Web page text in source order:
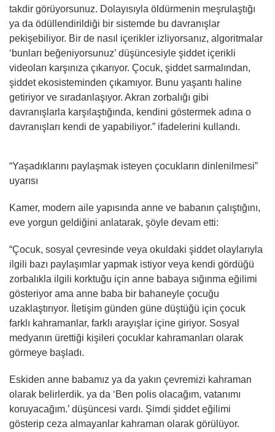
takdir görüyorsunuz. Dolayısıyla öldürmenin meşrulaştığı
ya da ödüllendirildiği bir sistemde bu davranışlar
pekişebiliyor. Bir de nasıl içerikler izliyorsanız, algoritmalar
‘bunları beğeniyorsunuz’ düşüncesiyle şiddet içerikli
videoları karşınıza çıkarıyor. Çocuk, şiddet sarmalından,
şiddet ekosisteminden çıkamıyor. Bunu yaşantı haline
getiriyor ve sıradanlaşıyor. Akran zorbalığı gibi
davranışlarla karşılaştığında, kendini göstermek adına o
davranışları kendi de yapabiliyor.” ifadelerini kullandı.
“Yaşadıklarını paylaşmak isteyen çocukların dinlenilmesi”
uyarısı
Kamer, modern aile yapısında anne ve babanın çalıştığını,
eve yorgun geldiğini anlatarak, şöyle devam etti:
“Çocuk, sosyal çevresinde veya okuldaki şiddet olaylarıyla
ilgili bazı paylaşımlar yapmak istiyor veya kendi gördüğü
zorbalıkla ilgili korktuğu için anne babaya sığınma eğilimi
gösteriyor ama anne baba bir bahaneyle çocuğu
uzaklaştırıyor. İletişim günden güne düştüğü için çocuk
farklı kahramanlar, farklı arayışlar içine giriyor. Sosyal
medyanın ürettiği kişileri çocuklar kahramanları olarak
görmeye başladı.
Eskiden anne babamız ya da yakın çevremizi kahraman
olarak belirlerdik. ya da ‘Ben polis olacağım, vatanımı
koruyacağım.’ düşüncesi vardı. Şimdi şiddet eğilimi
gösterip ceza almayanlar kahraman olarak görülüyor.